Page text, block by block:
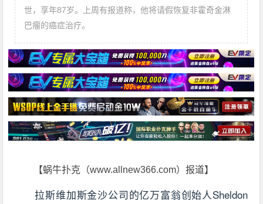
世，享年87岁。上周有报道称，他将请假恢复非霍奇金淋
巴瘤的癌症治疗。
【蜗牛扑克（www.allnew366.com）报道】
拉斯维加斯金沙公司的亿万富翁创始人Sheldon